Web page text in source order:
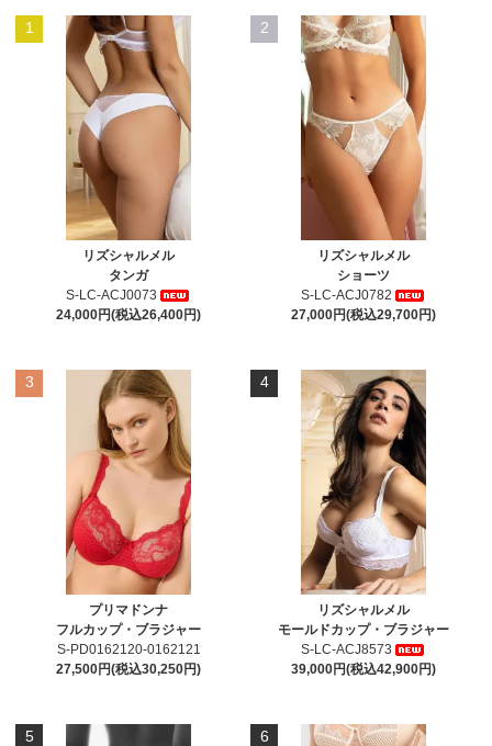
1
リズシャルメル
タンガ
S-LC-ACJ0073
24,000円(税込26,400円)
2
リズシャルメル
ショーツ
S-LC-ACJ0782
27,000円(税込29,700円)
3
プリマドンナ
フルカップ・ブラジャー
S-PD0162120-0162121
27,500円(税込30,250円)
4
リズシャルメル
モールドカップ・ブラジャー
S-LC-ACJ8573
39,000円(税込42,900円)
5 6